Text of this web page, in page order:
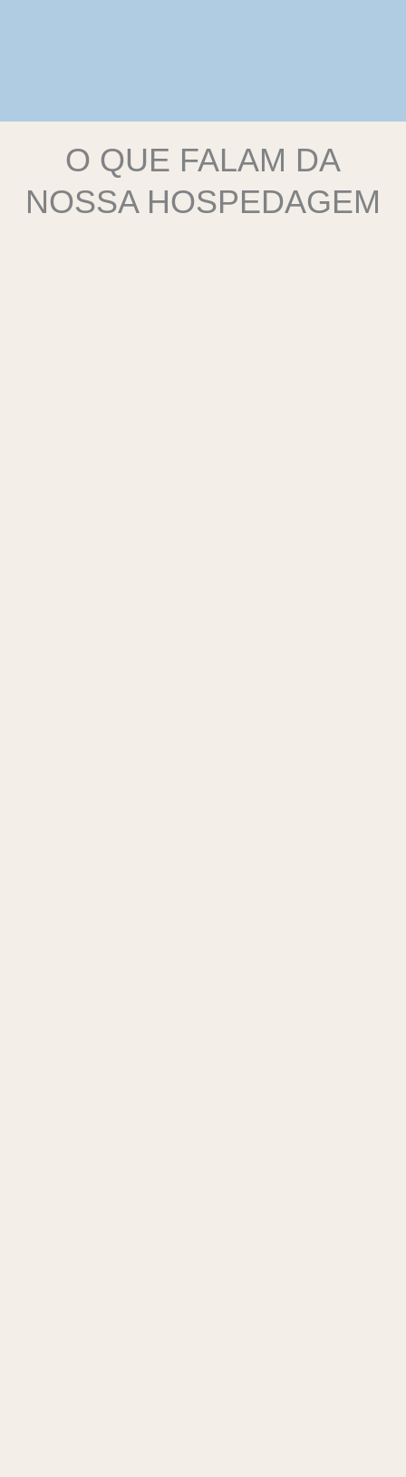
O QUE FALAM DA
NOSSA HOSPEDAGEM